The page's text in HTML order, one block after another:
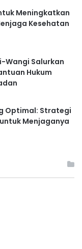
Meningkatkan
Kesehatan
Wangi Salurkan
Hukum
Optimal: Strategi
Menjaganya